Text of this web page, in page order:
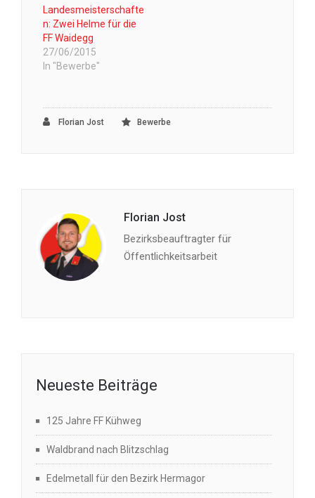
Landesmeisterschafte
n: Zwei Helme für die
FF Waidegg
27/06/2015
In "Bewerbe"
Florian Jost Bewerbe
Florian Jost
Bezirksbeauftragter für
Öffentlichkeitsarbeit
Neueste Beiträge
125 Jahre FF Kühweg
Waldbrand nach Blitzschlag
Edelmetall für den Bezirk Hermagor